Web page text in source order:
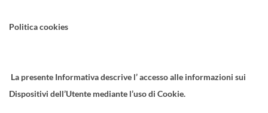
Politica cookies
La presente Informativa descrive l’ accesso alle informazioni sui
Dispositivi dell’Utente mediante l’uso di Cookie.